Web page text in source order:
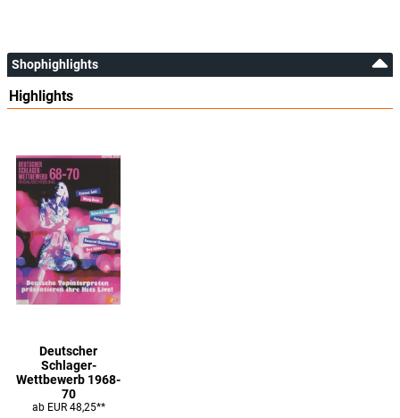
Shophighlights
Highlights
Deutscher
Schlager-
Wettbewerb 1968-
70
ab EUR 48,25**